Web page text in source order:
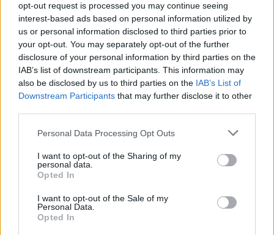
opt-out request is processed you may continue seeing
interest-based ads based on personal information utilized by
us or personal information disclosed to third parties prior to
your opt-out. You may separately opt-out of the further
disclosure of your personal information by third parties on the
IAB’s list of downstream participants. This information may
also be disclosed by us to third parties on the IAB’s List of
Downstream Participants that may further disclose it to other
Please note that this website/app uses one or more Google
not limited to your visit or usage behaviour. You may click to
grant or deny consent to Google and its third-party tags to
use your data for below specified purposes in below Google
consent section.
Personal Data Processing Opt Outs
I want to opt-out of the Sharing of my
personal data.
Opted In
I want to opt-out of the Sale of my
Personal Data.
Opted In